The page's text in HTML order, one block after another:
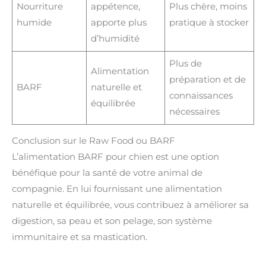
Nourriture
humide
appétence,
apporte plus
d’humidité
Plus chère, moins
pratique à stocker
BARF
Alimentation
naturelle et
équilibrée
Plus de
préparation et de
connaissances
nécessaires
Conclusion sur le Raw Food ou BARF
L’alimentation BARF pour chien est une option
bénéfique pour la santé de votre animal de
compagnie. En lui fournissant une alimentation
naturelle et équilibrée, vous contribuez à améliorer sa
digestion, sa peau et son pelage, son système
immunitaire et sa mastication.